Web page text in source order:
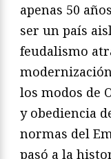
apenas 50
ser un país
feudalismo
los modos de
y obediencia
normas del
pasó a la